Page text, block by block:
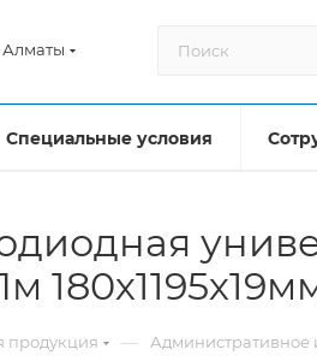
Алматы
Специальные условия
продукция — Административное